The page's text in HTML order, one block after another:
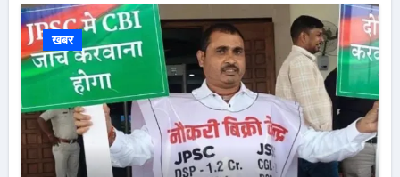
खबर